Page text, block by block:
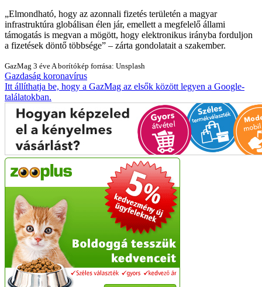
Elmondható, hogy az azonnali fizetés területén a magyar
infrastruktúra globálisan élen jár, emellett a megfelelő állami
támogatás is megvan a mögött, hogy elektronikus irányba forduljon
a fizetések döntő többsége
– zárta gondolatait a szakember.
GazMag 3 éveA borítókép forrása: Unsplash
Gazdaság koronavírus
Itt állíthatja be, hogy a GazMag az elsők között legyen a Google-
találatokban.